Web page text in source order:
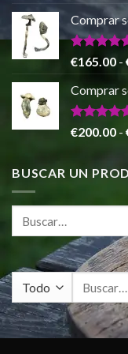
de 5
Comprar
Valorado
de 5
€165.00 -
Comprar
Valorado
€200.00 -
BUSCAR UN